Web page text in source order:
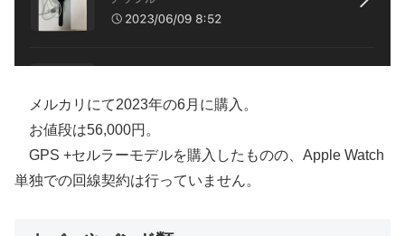
メルカリにて2023年の6月に購入。
お値段は56,000円。
GPS +セルラーモデルを購入したものの、Apple Watch
単独での回線契約は行っていません。